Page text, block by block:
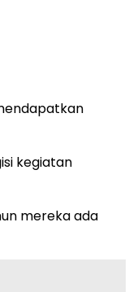
kegiatan
mereka ada